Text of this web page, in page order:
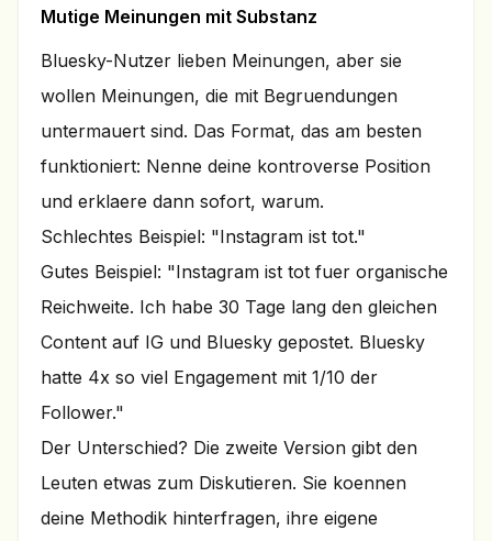
Mutige Meinungen mit Substanz
Bluesky-Nutzer lieben Meinungen, aber sie
wollen Meinungen, die mit Begruendungen
untermauert sind. Das Format, das am besten
funktioniert: Nenne deine kontroverse Position
und erklaere dann sofort, warum.
Schlechtes Beispiel: "Instagram ist tot."
Gutes Beispiel: "Instagram ist tot fuer organische
Reichweite. Ich habe 30 Tage lang den gleichen
Content auf IG und Bluesky gepostet. Bluesky
hatte 4x so viel Engagement mit 1/10 der
Follower."
Der Unterschied? Die zweite Version gibt den
Leuten etwas zum Diskutieren. Sie koennen
deine Methodik hinterfragen, ihre eigene